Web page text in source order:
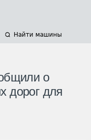
Найти машины
о
дорог для